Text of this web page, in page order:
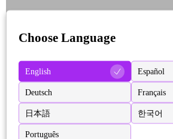
Choose Language
English Español
Deutsch Français
日本語 한국어
Português